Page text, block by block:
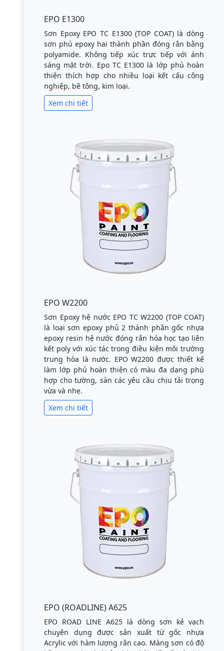
EPO E1300
Sơn Epoxy EPO TC E1300 (TOP COAT) là dòng
sơn phủ epoxy hai thành phần đóng rắn bằng
polyamide. Không tiếp xúc trực tiếp với ánh
sáng mặt trời. Epo TC E1300 là lớp phủ hoàn
thiện thích hợp cho nhiều loại kết cấu công
nghiệp, bê tông, kim loại.
Xem chi tiết
EPO W2200
Sơn Epoxy hệ nước EPO TC W2200 (TOP COAT)
là loại sơn epoxy phủ 2 thành phần gốc nhựa
epoxy resin hệ nước đóng rắn hóa học tạo liên
kết poly với xúc tác trong điều kiện môi trường
trung hòa là nước. EPO W2200 được thiết kế
làm lớp phủ hoàn thiện có màu đa dạng phù
hợp cho tường, sàn các yêu cầu chịu tải trọng
vừa và nhẹ.
Xem chi tiết
EPO (ROADLINE) A625
EPO ROAD LINE A625 là dòng sơn kẻ vạch
chuyên dụng được sản xuất từ gốc nhựa
Acrylic với hàm lượng rắn cao. Màng sơn có độ